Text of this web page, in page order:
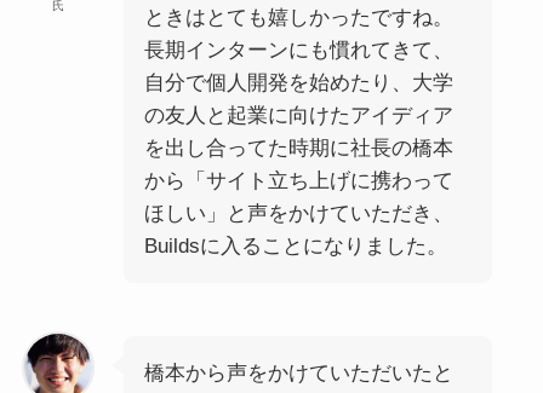
氏
ときはとても嬉しかったですね。
長期インターンにも慣れてきて、
自分で個人開発を始めたり、大学
の友人と起業に向けたアイディア
を出し合ってた時期に社長の橋本
から「サイト立ち上げに携わって
ほしい」と声をかけていただき、
Buildsに入ることになりました。
橋本から声をかけていただいたと